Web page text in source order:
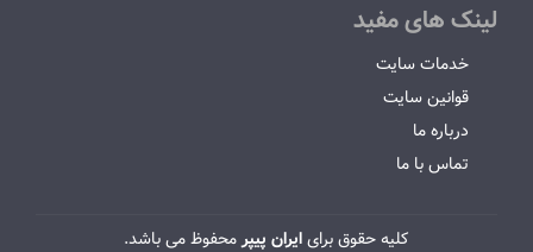
لینک های مفید
خدمات سایت
قوانین سایت
درباره ما
تماس با ما
کلیه حقوق برایایران پیپرمحفوظ می باشد.